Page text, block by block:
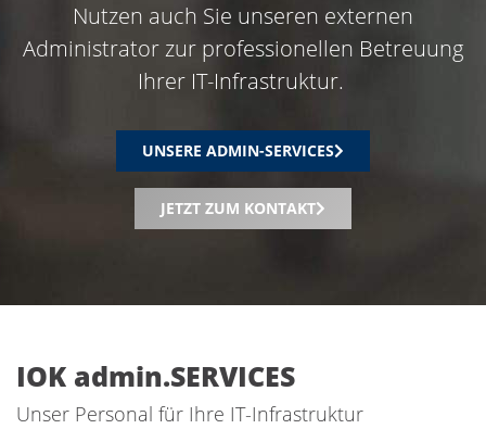
Nutzen auch Sie unseren externen
Administrator zur professionellen Betreuung
Ihrer IT-Infrastruktur.
UNSERE ADMIN-SERVICES
JETZT ZUM KONTAKT
IOK admin.SERVICES
Unser Personal für Ihre IT-Infrastruktur